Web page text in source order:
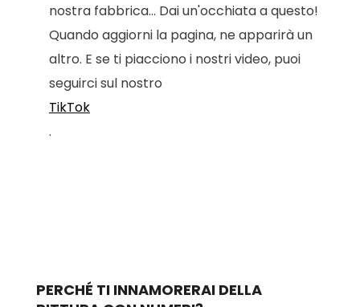
nostra fabbrica... Dai un'occhiata a questo!
Quando aggiorni la pagina, ne apparirà un
altro. E se ti piacciono i nostri video, puoi
seguirci sul nostro
TikTok
.
PERCHÉ TI INNAMORERAI DELLA